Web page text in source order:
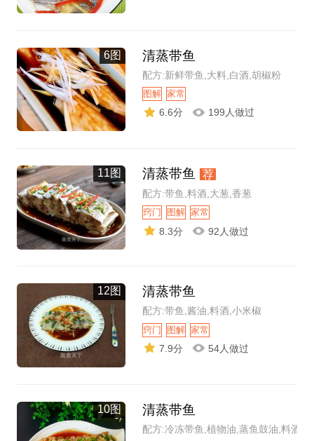
6图 清蒸带鱼
配方:新鲜带鱼,大料,白酒,胡椒粉
图解 家常
6.6分 199人做过
11图 清蒸带鱼 荐
配方:带鱼,料酒,大葱,香葱
窍门 图解 家常
8.3分 92人做过
12图 清蒸带鱼
配方:带鱼,酱油,料酒,小米椒
窍门 图解 家常
7.9分 54人做过
10图 清蒸带鱼
配方:冷冻带鱼,植物油,蒸鱼鼓油,料酒